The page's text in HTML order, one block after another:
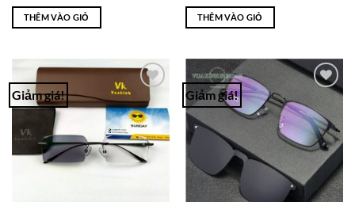
là:
₫675,000.
THÊM VÀO GIỎ
là:
₫1,500,000.
THÊM VÀO GIỎ
Giảm giá!
Add to
Wishlist
Giảm giá!
Wishlist